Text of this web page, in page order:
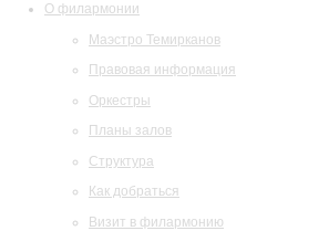
О филармонии
Маэстро Темирканов
Правовая информация
Оркестры
Планы залов
Структура
Как добраться
Визит в филармонию